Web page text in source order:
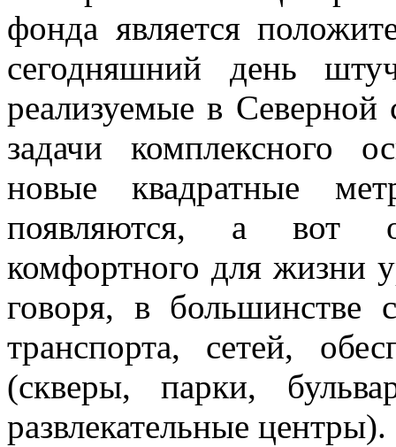
фонда является
сегодняшний день
реализуемые в Северной
задачи комплексного
новые квадратные
появляются, а вот
комфортного для жизни
говоря, в большинстве
транспорта, сетей,
(скверы, парки,
развлекательные центры).